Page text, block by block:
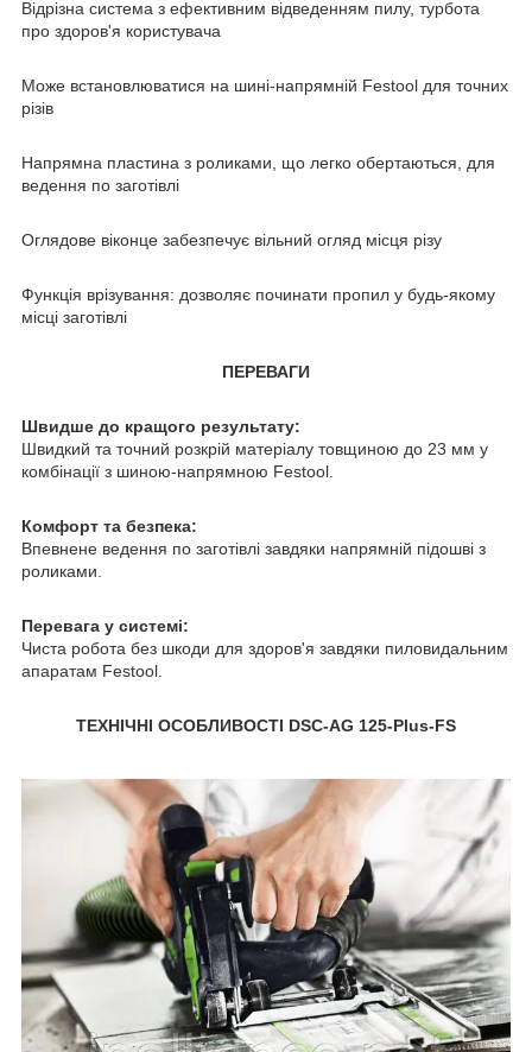
Відрізна система з ефективним відведенням пилу, турбота
про здоров'я користувача
Може встановлюватися на шині-напрямній Festool для точних
різів
Напрямна пластина з роликами, що легко обертаються, для
ведення по заготівлі
Оглядове віконце забезпечує вільний огляд місця різу
Функція врізування: дозволяє починати пропил у будь-якому
місці заготівлі
ПЕРЕВАГИ
Швидше до кращого результату:
Швидкий та точний розкрій матеріалу товщиною до 23 мм у
комбінації з шиною-напрямною Festool.
Комфорт та безпека:
Впевнене ведення по заготівлі завдяки напрямній підошві з
роликами.
Перевага у системі:
Чиста робота без шкоди для здоров'я завдяки пиловидальним
апаратам Festool.
ТЕХНІЧНІ ОСОБЛИВОСТІ DSC-AG 125-Plus-FS